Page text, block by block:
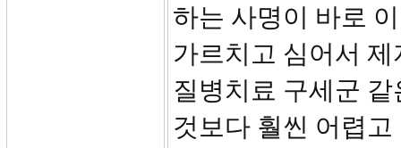
하는 사명이 바로
가르치고 심어서
질병치료 구세군
것보다 훨씬 어렵